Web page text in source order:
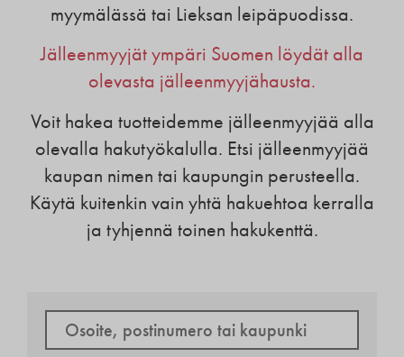
myymälässä tai Lieksan leipäpuodissa.
Jälleenmyyjät ympäri Suomen löydät alla
olevasta jälleenmyyjähausta.
Voit hakea tuotteidemme jälleenmyyjää alla
olevalla hakutyökalulla. Etsi jälleenmyyjää
kaupan nimen tai kaupungin perusteella.
Käytä kuitenkin vain yhtä hakuehtoa kerralla
ja tyhjennä toinen hakukenttä.